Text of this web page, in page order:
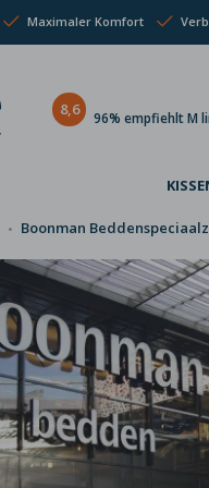
Maximaler Komfort
8,6 96% empfiehlt M
Boonman